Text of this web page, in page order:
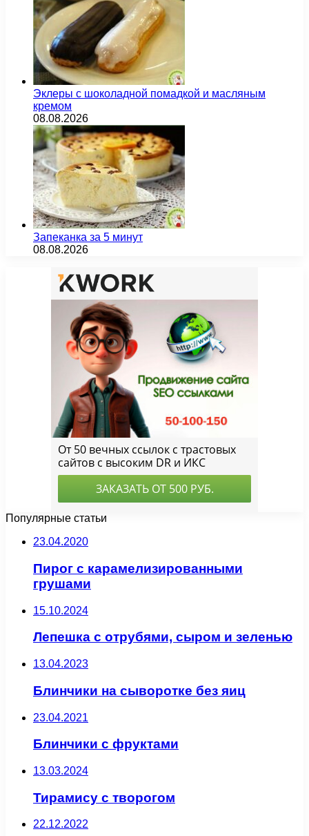
Эклеры с шоколадной помадкой и масляным
кремом
08.08.2026
Запеканка за 5 минут
08.08.2026
Популярные статьи
23.04.2020
Пирог с карамелизированными
грушами
15.10.2024
Лепешка с отрубями, сыром и зеленью
13.04.2023
Блинчики на сыворотке без яиц
23.04.2021
Блинчики с фруктами
13.03.2024
Тирамису с творогом
22.12.2022